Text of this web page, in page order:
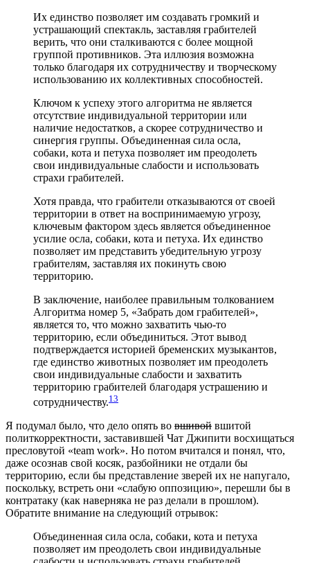
Их единство позволяет им создавать громкий и
устрашающий спектакль, заставляя грабителей
верить, что они сталкиваются с более мощной
группой противников. Эта иллюзия возможна
только благодаря их сотрудничеству и творческому
использованию их коллективных способностей.
Ключом к успеху этого алгоритма не является
отсутствие индивидуальной территории или
наличие недостатков, а скорее сотрудничество и
синергия группы. Объединенная сила осла,
собаки, кота и петуха позволяет им преодолеть
свои индивидуальные слабости и использовать
страхи грабителей.
Хотя правда, что грабители отказываются от своей
территории в ответ на воспринимаемую угрозу,
ключевым фактором здесь является объединенное
усилие осла, собаки, кота и петуха. Их единство
позволяет им представить убедительную угрозу
грабителям, заставляя их покинуть свою
территорию.
В заключение, наиболее правильным толкованием
Алгоритма номер 5, «Забрать дом грабителей»,
является то, что можно захватить чью-то
территорию, если объединиться. Этот вывод
подтверждается историей бременских музыкантов,
где единство животных позволяет им преодолеть
свои индивидуальные слабости и захватить
территорию грабителей благодаря устрашению и
сотрудничеству.13
Я подумал было, что дело опять во вшивой вшитой
политкорректности, заставившей Чат Джипити восхищаться
пресловутой «team work». Но потом вчитался и понял, что,
даже осознав свой косяк, разбойники не отдали бы
территорию, если бы представление зверей их не напугало,
поскольку, встреть они «слабую оппозицию», перешли бы в
контратаку (как наверняка не раз делали в прошлом).
Обратите внимание на следующий отрывок:
Объединенная сила осла, собаки, кота и петуха
позволяет им преодолеть свои индивидуальные